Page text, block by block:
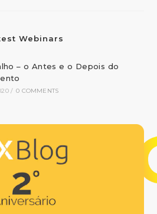
Webinars
– o Antes e o Depois do
/ 0 COMMENTS